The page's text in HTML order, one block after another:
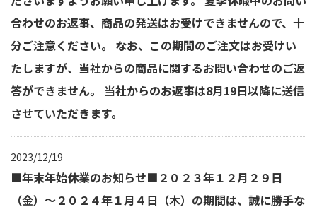
合わせのお返事、商品の発送はお受けできませんので、十
分ご注意ください。 なお、この期間のご注文はお受けい
たしますが、当社からの商品に関するお問い合わせのご返
答ができません。 当社からのお返事は8月19日以降に送信
させていただきます。
2023/12/19
■年末年始休業のお知らせ■２０２３年１２月２９日
（金）～２０２４年１月４日（木）の期間は、誠に勝手な